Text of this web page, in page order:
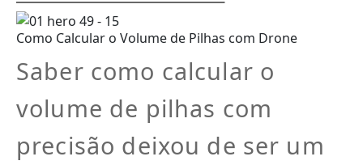
Como Calcular o Volume de Pilhas com Drone
Saber como calcular o
volume de pilhas com
precisão deixou de ser um